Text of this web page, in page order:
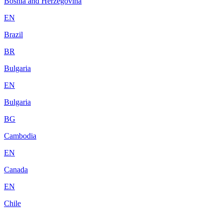
EN
Brazil
BR
Bulgaria
EN
Bulgaria
BG
Cambodia
EN
Canada
EN
Chile